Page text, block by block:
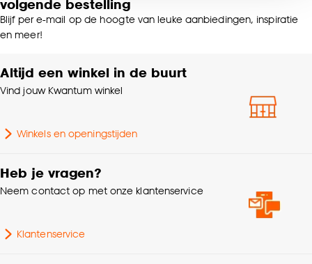
voor kiezen om bepaalde cookies wel of niet te
accepteren door op ‘Cookies aanpassen’ te
Goed om te weten is dat je deze keuze altijd nog
kan aanpassen, bekijk hiervoor onze
volgende bestelling
Blijf per e-mail op de hoogte van leuke aanbiedingen, inspiratie
en meer!
Altijd een winkel in de buurt
Vind jouw Kwantum winkel
Winkels en openingstijden
Heb je vragen?
Neem contact op met onze klantenservice
Klantenservice